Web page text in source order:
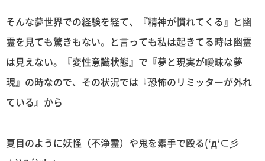
そんな夢世界での経験を経て、『精神が慣れてくる』と幽
霊を見ても驚きもない。と言っても私は起きてる時は幽霊
は見えない。『変性意識状態』で『夢と現実が曖昧な夢
現』の時なので、その状況では『恐怖のリミッターが外れ
ている』から
夏目のように妖怪（不浄霊）や鬼を素手で殴る(‘д‘⊂彡